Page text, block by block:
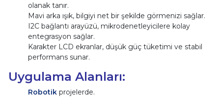
olanak tanır.
Mavi arka ışık, bilgiyi net bir şekilde görmenizi sağlar.
I2C bağlantı arayüzü, mikrodenetleyicilere kolay
entegrasyon sağlar.
Karakter LCD ekranlar, düşük güç tüketimi ve stabil
performans sunar.
Uygulama Alanları:
Robotik projelerde.